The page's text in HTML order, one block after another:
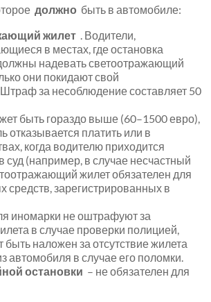
должно быть в автомобиле:
жилет . Водители,
в местах, где остановка
надевать светоотражающий
они покидают свой
за несоблюдение составляет 50
быть гораздо выше (60–1500 евро),
отказывается платить или в
когда водителю приходится
суд (например, в случае несчастный
жилет обязателен для
средств, зарегистрированных в
иномарки не оштрафуют за
в случае проверки полицией,
наложен за отсутствие жилета
автомобиля в случае его поломки.
остановки – не обязателен для